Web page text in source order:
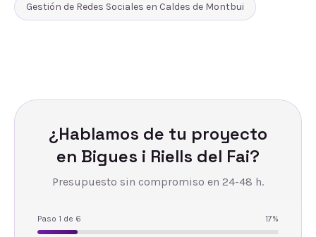
Gestión de Redes Sociales en Caldes de Montbui
¿Hablamos de tu proyecto
en Bigues i Riells del Fai?
Presupuesto sin compromiso en 24-48 h.
Paso 1 de 6 17%